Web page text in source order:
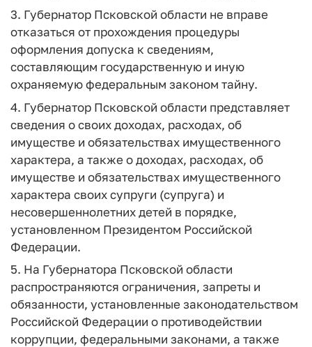
3. Губернатор Псковской области не вправе
отказаться от прохождения процедуры
оформления допуска к сведениям,
составляющим государственную и иную
охраняемую федеральным законом тайну.
4. Губернатор Псковской области представляет
сведения о своих доходах, расходах, об
имуществе и обязательствах имущественного
характера, а также о доходах, расходах, об
имуществе и обязательствах имущественного
характера своих супруги (супруга) и
несовершеннолетних детей в порядке,
установленном Президентом Российской
Федерации.
5. На Губернатора Псковской области
распространяются ограничения, запреты и
обязанности, установленные законодательством
Российской Федерации о противодействии
коррупции, федеральными законами, а также